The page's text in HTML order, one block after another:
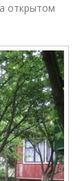
открытом